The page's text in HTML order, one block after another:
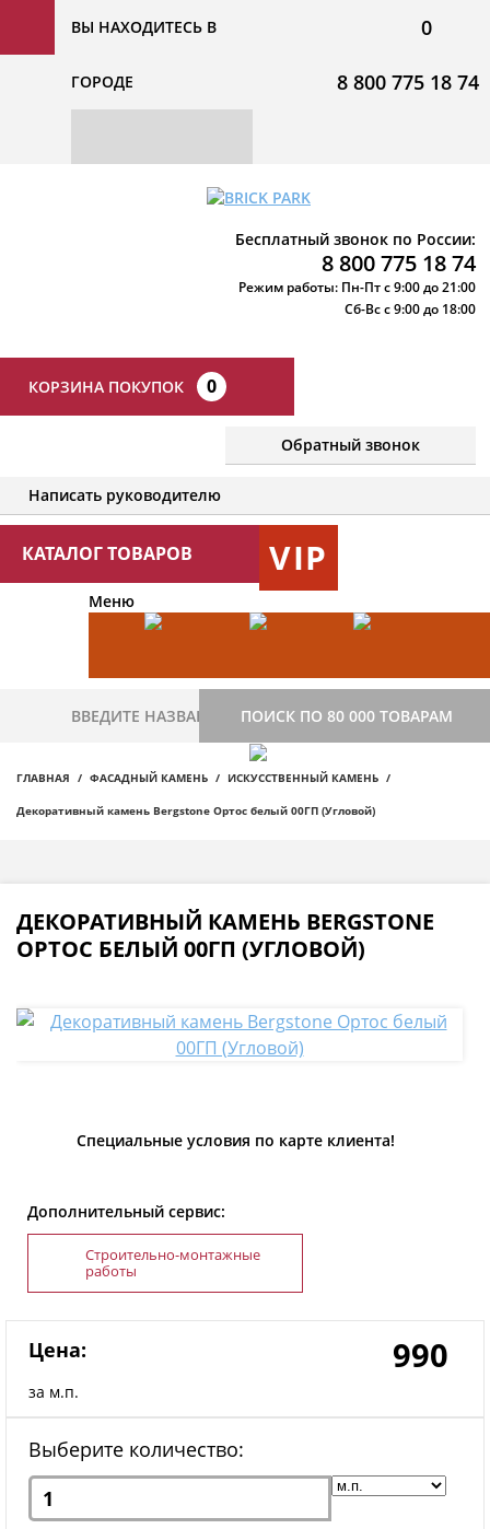
ВЫ НАХОДИТЕСЬ В
ГОРОДЕ
0
8 800 775 18 74
Бесплатный звонок по России:
8 800 775 18 74
Режим работы: Пн-Пт с 9:00 до 21:00
Сб-Вс с 9:00 до 18:00
КОРЗИНА ПОКУПОК 0
Обратный звонок
Написать руководителю
КАТАЛОГ ТОВАРОВ VIP
Меню
ПОИСК ПО 80 000 ТОВАРАМ
ГЛАВНАЯ ФАСАДНЫЙ КАМЕНЬ ИСКУССТВЕННЫЙ КАМЕНЬ
Декоративный камень Bergstone Ортос белый 00ГП (Угловой)
ДЕКОРАТИВНЫЙ КАМЕНЬ BERGSTONE
ОРТОС БЕЛЫЙ 00ГП (УГЛОВОЙ)
Специальные условия по карте клиента!
Дополнительный сервис:
Строительно-монтажные
работы
Цена:
за м.п.
990
Выберите количество: